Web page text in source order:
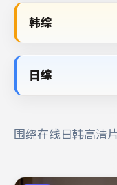
韩综
日综
围绕在线日韩高清